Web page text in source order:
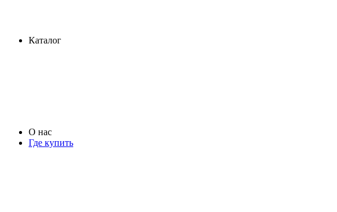
Каталог
О нас
Где купить